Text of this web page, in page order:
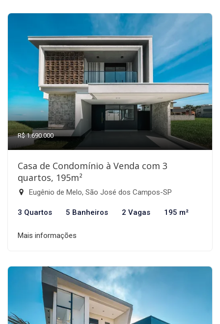
R$ 1.690.000
Casa de Condomínio à Venda com 3
quartos, 195m²
Eugênio de Melo, São José dos Campos-SP
3 Quartos 5 Banheiros 2 Vagas 195 m²
Mais informações